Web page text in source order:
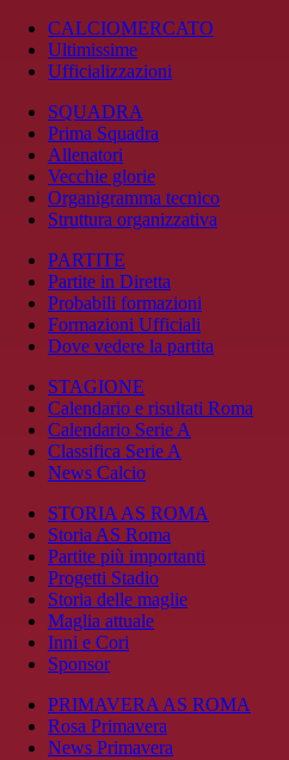
CALCIOMERCATO
Ultimissime
Ufficializzazioni
SQUADRA
Prima Squadra
Allenatori
Vecchie glorie
Organigramma tecnico
Struttura organizzativa
PARTITE
Partite in Diretta
Probabili formazioni
Formazioni Ufficiali
Dove vedere la partita
STAGIONE
Calendario e risultati Roma
Calendario Serie A
Classifica Serie A
News Calcio
STORIA AS ROMA
Storia AS Roma
Partite più importanti
Progetti Stadio
Storia delle maglie
Maglia attuale
Inni e Cori
Sponsor
PRIMAVERA AS ROMA
Rosa Primavera
News Primavera